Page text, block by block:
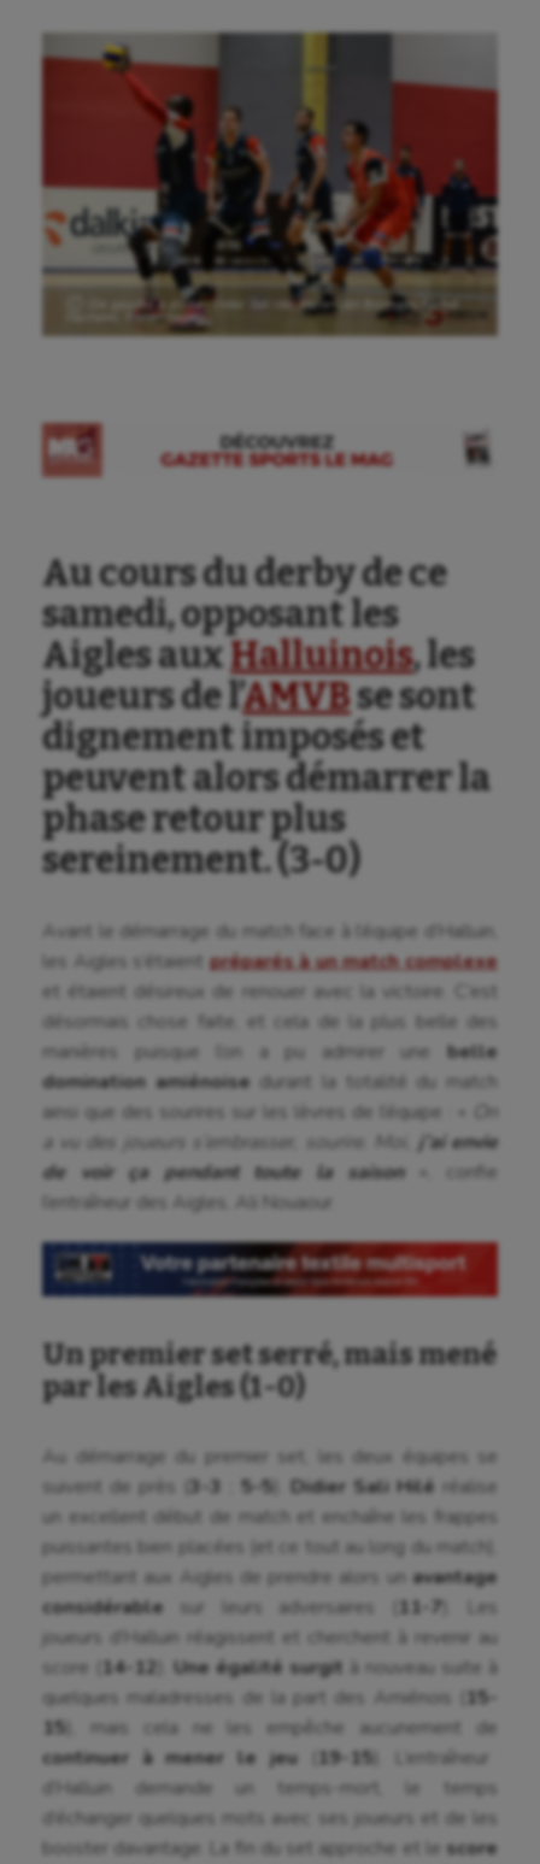
Ⓒ (De gauche à droite : Didier Sali Hilé, Pieter-Jan Bormans, Mehdi
Hachemi, Tristan Sapet)
Au cours du derby de ce
samedi, opposant les
Aigles aux Halluinois, les
joueurs de l’AMVBse sont
dignement imposés et
peuvent alors démarrer la
phase retour plus
sereinement. (3-0)
Avant le démarrage du match face à l’équipe d’Halluin,
les Aigles s’étaientpréparés à un match complexe
et étaient désireux de renouer avec la victoire. C’est
désormais chose faite, et cela de la plus belle des
manières puisque l’on a pu admirer une belle
domination amiénoise durant la totalité du match
ainsi que des sourires sur les lèvres de l’équipe : «
On
a vu des joueurs s’embrasser, sourire. Moi, j’ai envie
de voir ça pendant toute la saison», confie
l’entraîneur des Aigles, Ali Nouaour.
Un premier set serré, mais mené
par les Aigles (1-0)
Au démarrage du premier set, les deux équipes se
suivent de près (
3-3 5-5). Didier Sali Hilé réalise
un excellent début de match et enchaîne les frappes
puissantes bien placées (et ce tout au long du match),
permettant aux Aigles de prendre alors un avantage
considérable sur leurs adversaires ( 11-7). Les
joueurs d’Halluin réagissent et cherchent à revenir au
score (
14-12 Une égalité surgit à nouveau suite à
quelques maladresses de la part des Amiénois (
15-
15), mais cela ne les empêche aucunement de
continuer à mener le jeu
19-15). L’entraîneur
d’Halluin demande un temps-mort, le temps
d’échanger quelques mots avec ses joueurs et de les
booster davantage. La fin du set approche et le score